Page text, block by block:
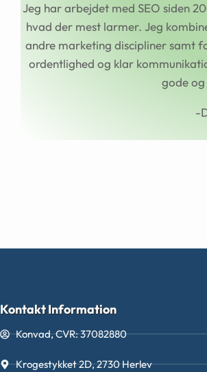
Jeg har arbejdet med SEO siden
hvad der mest larmer. Jeg
andre marketing discipliner samt
ordentlighed og klar
gode
-
Kontakt Information
Konvad, CVR: 37082880
Krogestykket 2D, 2730 Herlev